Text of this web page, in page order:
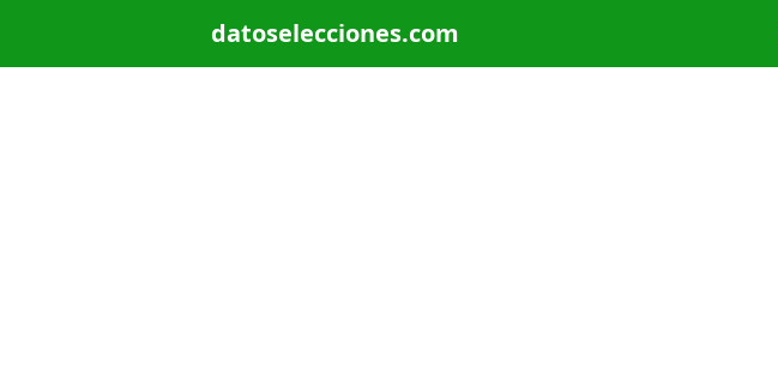
datoselecciones.com